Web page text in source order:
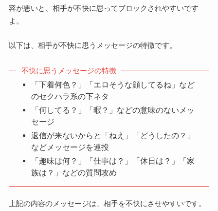
容が悪いと、相手が不快に思ってブロックされやすいです
よ。
以下は、相手が不快に思うメッセージの特徴です。
不快に思うメッセージの特徴
「下着何色？」「エロそうな顔してるね」など
のセクハラ系の下ネタ
「何してる？」「暇？」などの意味のないメッ
セージ
返信が来ないからと「ねえ」「どうしたの？」
などメッセージを連投
「趣味は何？」「仕事は？」「休日は？」「家
族は？」などの質問攻め
上記の内容のメッセージは、相手を不快にさせやすいです。